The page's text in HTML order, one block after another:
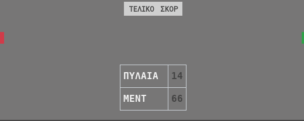
ΤΕΛΙΚΟ ΣΚΟΡ
ΠΥΛΑΙΑ 14
ΜΕΝΤ 66